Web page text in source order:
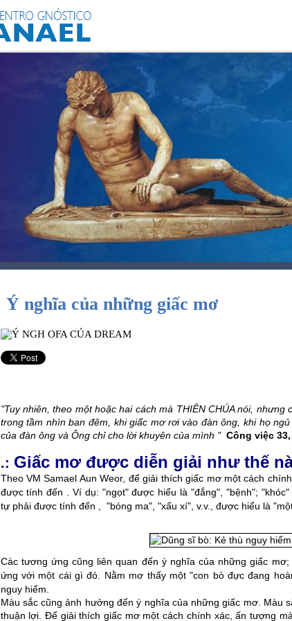
Ý nghĩa của những giấc mơ
"Tuy nhiên, theo một hoặc hai cách mà THIÊN CHÚA nói, nhưng
trong tầm nhìn ban đêm, khi giấc mơ rơi vào đàn ông, khi họ
của đàn ông và Ông chỉ cho lời khuyên của mình " Công việc 33,
.: Giấc mơ được diễn giải như thế
Theo VM Samael Aun Weor, để giải thích giấc mơ một cách
được tính đến . Ví dụ: "ngọt" được hiểu là "đắng", "bệnh";
tự phải được tính đến ,  "bóng ma", "xấu xí", v.v., được hiểu là
Các tương ứng cũng liên quan đến ý nghĩa của những giấc
ứng với một cái gì đó. Nằm mơ thấy một "con bò đực đang
nguy hiểm.
Màu sắc cũng ảnh hưởng đến ý nghĩa của những giấc mơ. Màu
thuận lợi. Để giải thích giấc mơ một cách chính xác, ấn tượng